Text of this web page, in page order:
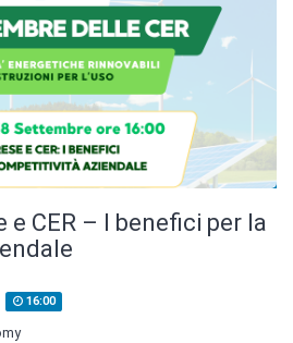
e CER – I benefici per la
16:00